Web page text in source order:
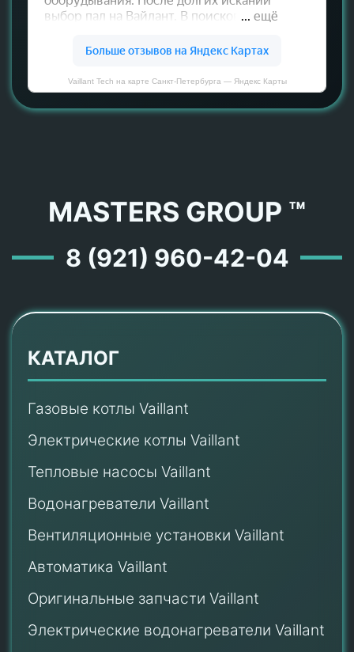
Vaillant Tech на карте Санкт‑Петербурга — Яндекс Карты
MASTERS GROUP ™
8 (921) 960-42-04
КАТАЛОГ
Газовые котлы Vaillant
Электрические котлы Vaillant
Тепловые насосы Vaillant
Водонагреватели Vaillant
Вентиляционные установки Vaillant
Автоматика Vaillant
Оригинальные запчасти Vaillant
Электрические водонагреватели Vaillant